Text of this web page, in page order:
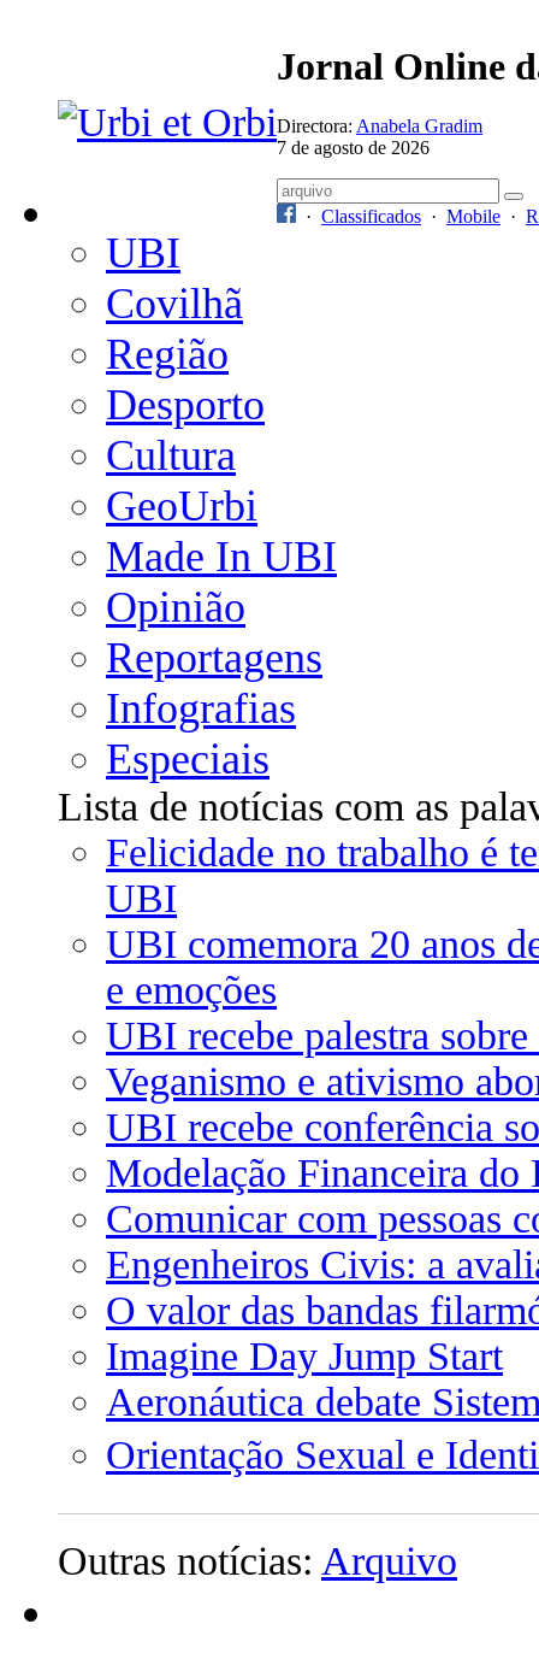
Jornal Online
Directora: Anabela Gradim
7 de agosto de 2026
· Classificados · Mobile ·
UBI
Covilhã
Região
Desporto
Cultura
GeoUrbi
Made In UBI
Opinião
Reportagens
Infografias
Especiais
Lista de notícias com as
Felicidade no trabalho é
UBI
UBI comemora 20 anos
e emoções
UBI recebe palestra sobre
Veganismo e ativismo
UBI recebe conferência
Modelação Financeira
Comunicar com pessoas
Engenheiros Civis: a
O valor das bandas
Imagine Day Jump Start
Aeronáutica debate
Orientação Sexual e
Outras notícias: Arquivo